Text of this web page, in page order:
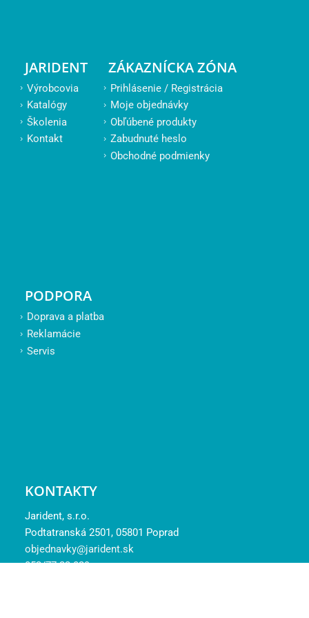
JARIDENT
Výrobcovia
Katalógy
Školenia
Kontakt
ZÁKAZNÍCKA ZÓNA
Prihlásenie / Registrácia
Moje objednávky
Obľúbené produkty
Zabudnuté heslo
Obchodné podmienky
PODPORA
Doprava a platba
Reklamácie
Servis
KONTAKTY
Jarident, s.r.o.
Podtatranská 2501, 05801 Poprad
objednavky@jarident.sk
052/77 22 029